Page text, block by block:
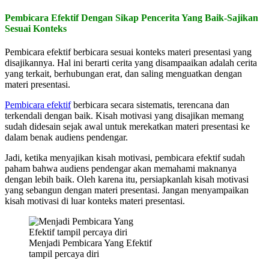
Pembicara Efektif Dengan Sikap Pencerita Yang Baik-Sajikan
Sesuai Konteks
Pembicara efektif berbicara sesuai konteks materi presentasi yang
disajikannya. Hal ini berarti cerita yang disampaaikan adalah cerita
yang terkait, berhubungan erat, dan saling menguatkan dengan
materi presentasi.
Pembicara efektifberbicara secara sistematis, terencana dan
terkendali dengan baik. Kisah motivasi yang disajikan memang
sudah didesain sejak awal untuk merekatkan materi presentasi ke
dalam benak audiens pendengar.
Jadi, ketika menyajikan kisah motivasi, pembicara efektif sudah
paham bahwa audiens pendengar akan memahami maknanya
dengan lebih baik. Oleh karena itu, persiapkanlah kisah motivasi
yang sebangun dengan materi presentasi. Jangan menyampaikan
kisah motivasi di luar konteks materi presentasi.
Menjadi Pembicara Yang Efektif
tampil percaya diri